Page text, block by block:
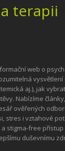
terapii
web o
vysvětlení
aj.), jak
Nabízíme
ověřených
stres i vztahové
stigma-free přístup
duševnímu